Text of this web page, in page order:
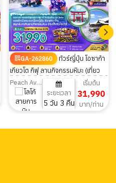
GA-262860
ทัวร์ญี่ปุ่น โอซาก้า
เกียวโต กิฟุ ลานกิจกรรมหิมะ (เที่ยว
ครบทุกวัน) 5วัน 3คืน
Peach Aviation
ระยะเวลา
5 วัน 3 คืน
เริ่มต้น
31,990
บาท/ท่าน